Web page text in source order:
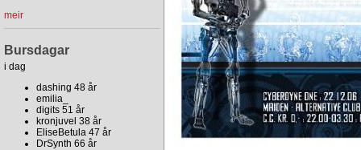
meir
Bursdagar
i dag
dashing 48 år
emilia_
digits 51 år
kronjuvel 38 år
EliseBetula 47 år
DrSynth 66 år